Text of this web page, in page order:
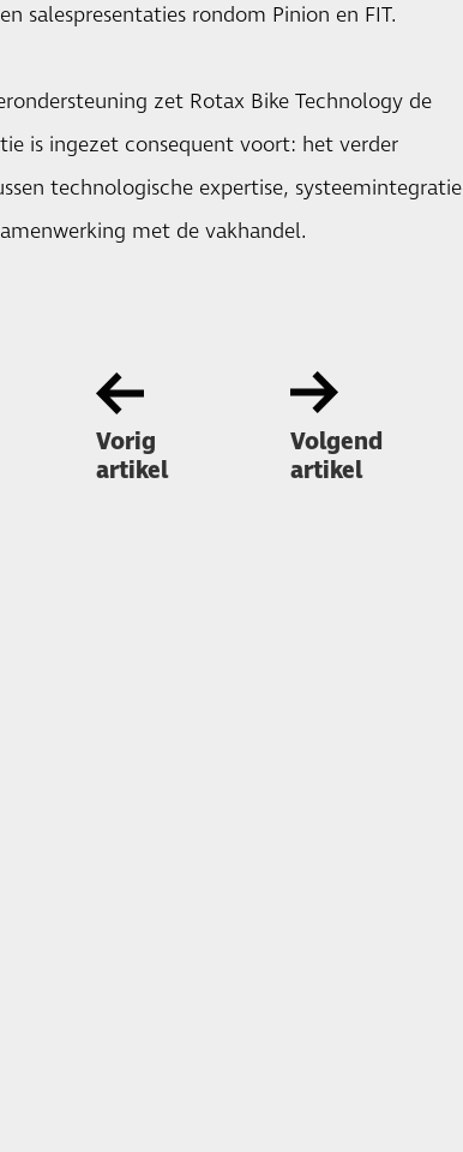
salespresentaties rondom Pinion en FIT.
zet Rotax Bike Technology de
is ingezet consequent voort: het verder
technologische expertise, systeemintegratie
met de vakhandel.
Vorig
artikel
Volgend
artikel